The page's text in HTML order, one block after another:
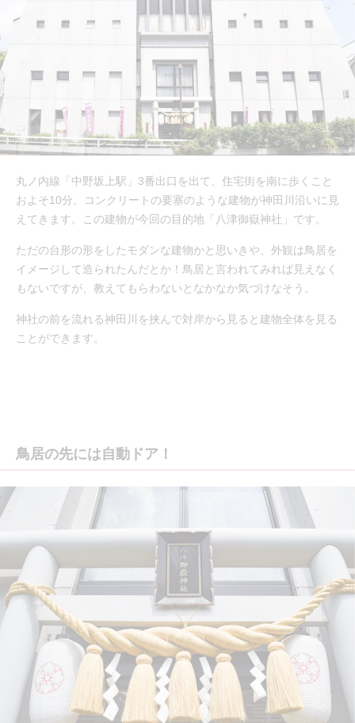
丸ノ内線「中野坂上駅」3番出口を出て、住宅街を南に歩くこと
およそ10分、コンクリートの要塞のような建物が神田川沿いに見
えてきます。この建物が今回の目的地「八津御嶽神社」です。
ただの台形の形をしたモダンな建物かと思いきや、外観は鳥居を
イメージして造られたんだとか！鳥居と言われてみれば見えなく
もないですが、教えてもらわないとなかなか気づけなそう。
神社の前を流れる神田川を挟んで対岸から見ると建物全体を見る
ことができます。
鳥居の先には自動ドア！